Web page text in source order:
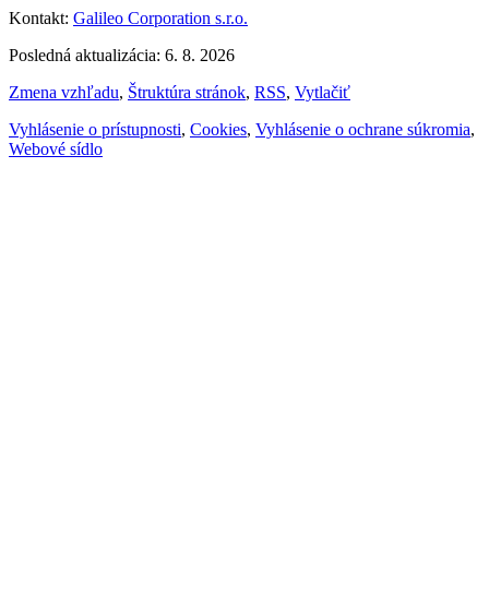
Kontakt: Galileo Corporation s.r.o.
Posledná aktualizácia: 6. 8. 2026
Zmena vzhľadu, Štruktúra stránok, RSS, Vytlačiť
Vyhlásenie o prístupnosti, Cookies, Vyhlásenie o ochrane súkromia,
Webové sídlo